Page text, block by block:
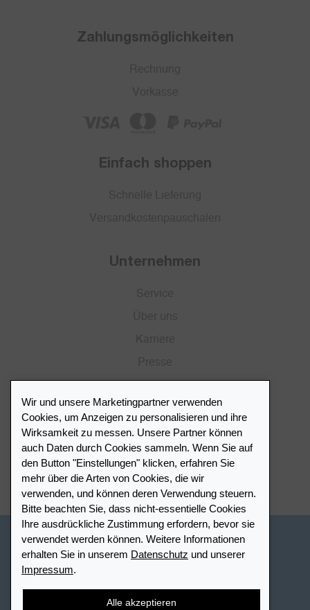
Zahlungsmöglichkeiten
Einfach shoppen
Unternehmen
Händlerportal
Händlerverzeichnis
Meinen Leuchtturm Händler finden
Wir und unsere Marketingpartner verwenden
Cookies, um Anzeigen zu personalisieren und ihre
Wirksamkeit zu messen. Unsere Partner können
auch Daten durch Cookies sammeln. Wenn Sie auf
den Button "Einstellungen" klicken, erfahren Sie
mehr über die Arten von Cookies, die wir
verwenden, und können deren Verwendung steuern.
Bitte beachten Sie, dass nicht-essentielle Cookies
Ihre ausdrückliche Zustimmung erfordern, bevor sie
verwendet werden können. Weitere Informationen
erhalten Sie in unserem Datenschutz und unserer
Impressum.
Alle akzeptieren
Schweiz - Deutsch
Cookie-Einstellungen